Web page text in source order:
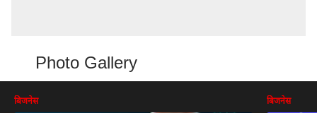
Photo Gallery
बिजनेस बिजनेस